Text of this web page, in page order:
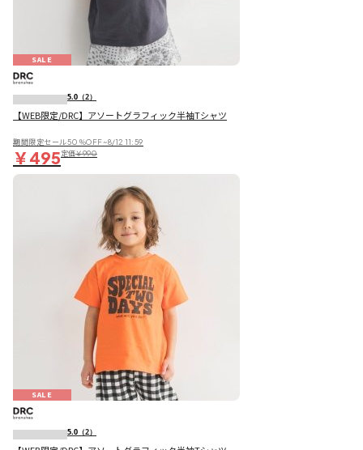
SALE
5.0 （2）
【WEB限定/DRC】アソートグラフィック半袖Tシャツ
期間限定セール50％OFF~8/12 11:59
￥495定価￥990
SALE
5.0 （2）